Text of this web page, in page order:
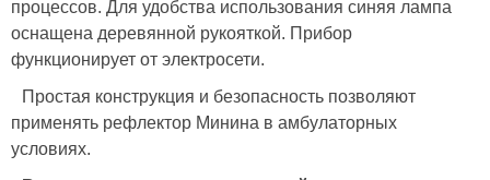
процессов. Для удобства использования синяя лампа
оснащена деревянной рукояткой. Прибор
функционирует от электросети.
Простая конструкция и безопасность позволяют
применять рефлектор Минина в амбулаторных
условиях.